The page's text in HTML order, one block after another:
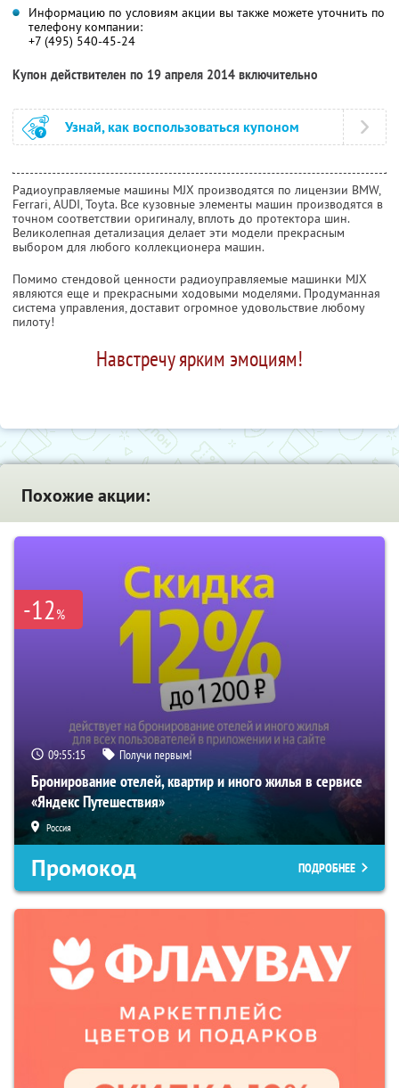
Информацию по условиям акции вы также можете уточнить по
телефону компании:
+7 (495) 540-45-24
Купон действителен по 19 апреля 2014 включительно
Узнай, как воспользоваться купоном
Радиоуправляемые машины MJX производятся по лицензии BMW,
Ferrari, AUDI, Toyta. Все кузовные элементы машин производятся в
точном соответствии оригиналу, вплоть до протектора шин.
Великолепная детализация делает эти модели прекрасным
выбором для любого коллекционера машин.
Помимо стендовой ценности радиоуправляемые машинки MJX
являются еще и прекрасными ходовыми моделями. Продуманная
система управления, доставит огромное удовольствие любому
пилоту!
Навстречу ярким эмоциям!
Похожие акции:
-12%
09:55:14 Получи первым!
Бронирование отелей, квартир и иного жилья в сервисе
«Яндекс Путешествия»
Россия
Промокод ПОДРОБНЕЕ